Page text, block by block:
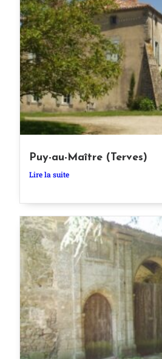
Puy-au-Maître (Terves)
Lire la suite